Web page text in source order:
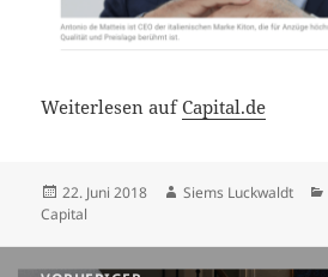
Weiterlesen aufCapital.de
Veröffentlicht
am
22. Juni 2018 Autor
Siems Luckwaldt
Capital